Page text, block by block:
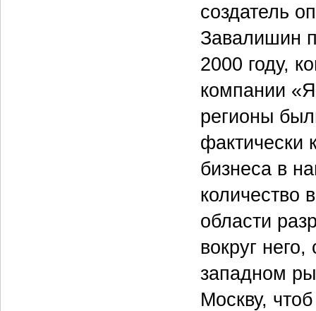
создатель
Завалишин
2000 году,
компании
регионы
фактически
бизнеса в
количество
области
вокруг
западном
Москву,